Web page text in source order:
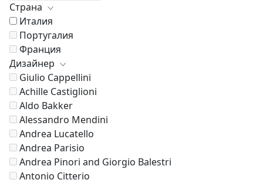
Страна
Италия
Португалия
Франция
Дизайнер
Giulio Cappellini
Achille Castiglioni
Aldo Bakker
Alessandro Mendini
Andrea Lucatello
Andrea Parisio
Andrea Pinori and Giorgio Balestri
Antonio Citterio